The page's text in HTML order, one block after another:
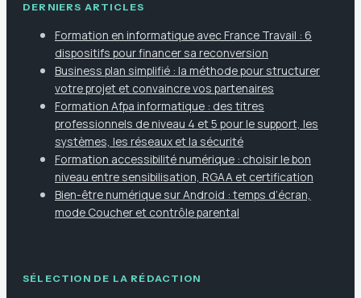
DERNIERS ARTICLES
Formation en informatique avec France Travail : 6
dispositifs pour financer sa reconversion
Business plan simplifié : la méthode pour structurer
votre projet et convaincre vos partenaires
Formation Afpa informatique : des titres
professionnels de niveau 4 et 5 pour le support, les
systèmes, les réseaux et la sécurité
Formation accessibilité numérique : choisir le bon
niveau entre sensibilisation, RGAA et certification
Bien-être numérique sur Android : temps d’écran,
mode Coucher et contrôle parental
SÉLECTION DE LA RÉDACTION